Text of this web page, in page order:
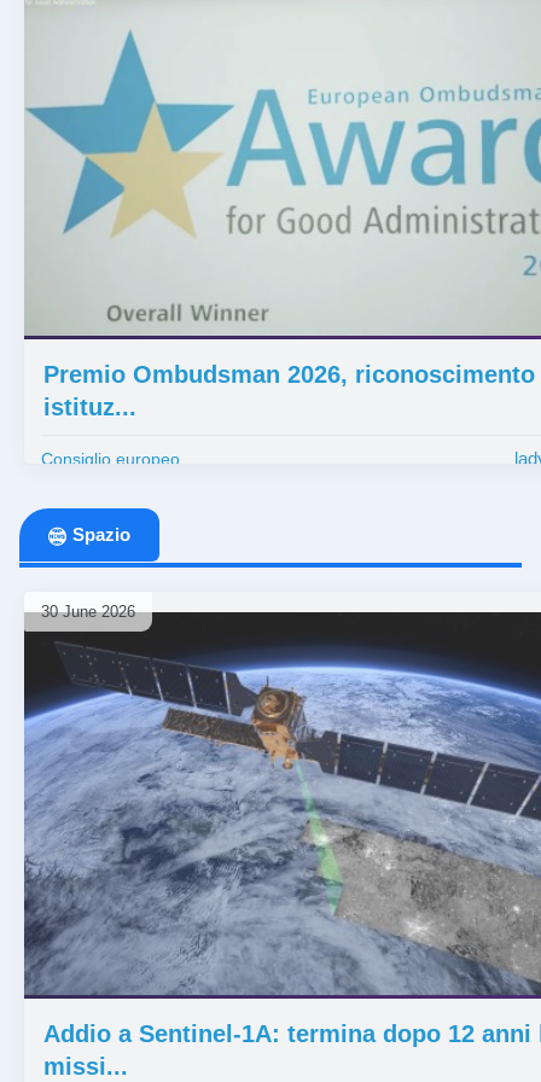
Premio Ombudsman 2026,
istituz...
Consiglio europeo
Spazio
30 June 2026
⏰ 1 mese
Addio a Sentinel-1A: termina dopo 12 anni
missi...